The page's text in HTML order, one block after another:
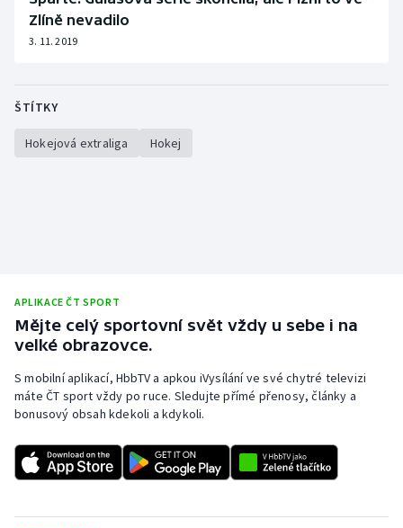
Zlíně nevadilo
3. 11. 2019
ŠTÍTKY
Hokejová extraliga Hokej
APLIKACE ČT SPORT
Mějte celý sportovní svět vždy u sebe i na
velké obrazovce.
S mobilní aplikací, HbbTV a apkou iVysílání ve své chytré televizi
máte ČT sport vždy po ruce. Sledujte přímé přenosy, články a
bonusový obsah kdekoli a kdykoli.